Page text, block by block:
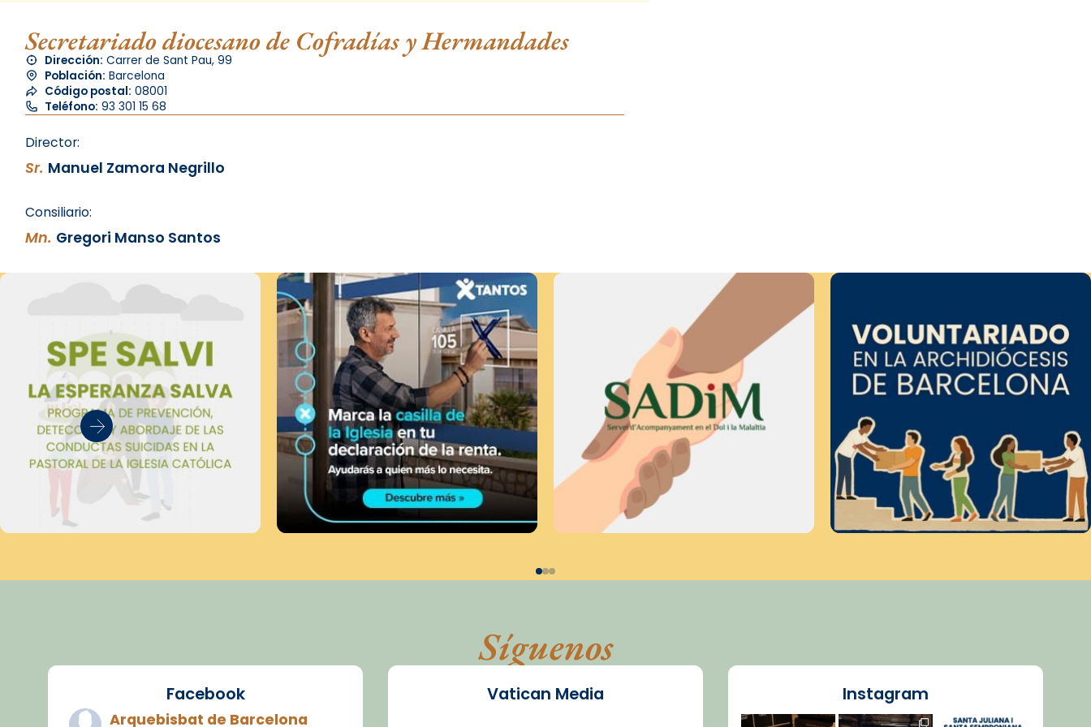
Secretariado diocesano de Cofradías y Hermandades
Dirección: Carrer de Sant Pau, 99
Población: Barcelona
Código postal: 08001
Teléfono: 93 301 15 68
Director:
Sr. Manuel Zamora Negrillo
Consiliario:
Mn. Gregori Manso Santos
Síguenos
Facebook
Arquebisbat de Barcelona
Vatican Media Instagram